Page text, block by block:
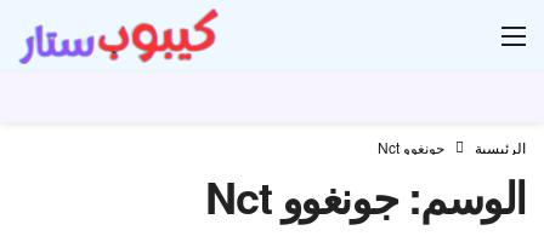
الرئيسية جونغوو Nct
الوسم:جونغوو Nct